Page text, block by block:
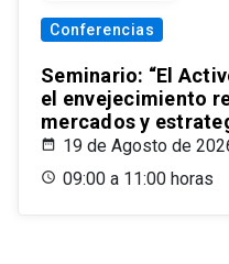
Conferencias
Seminario: “El
el envejecimiento
mercados y
19 de Agosto de
09:00 a 11:00 horas